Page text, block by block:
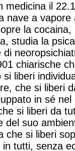
medicina il
nave a
la
studia la
di
chiarische
liberi
che si liberi
in sé
si liberi da
del suo
che si liberi
tutti, senza